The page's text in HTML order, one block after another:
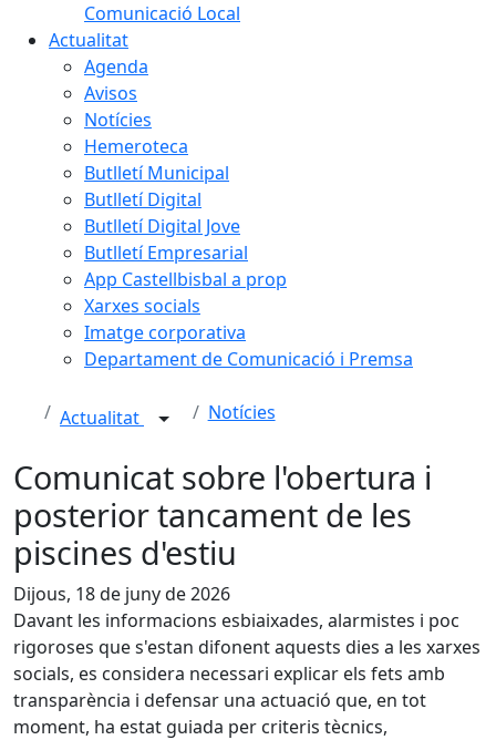
Comunicació Local
Actualitat
Agenda
Avisos
Notícies
Hemeroteca
Butlletí Municipal
Butlletí Digital
Butlletí Digital Jove
Butlletí Empresarial
App Castellbisbal a prop
Xarxes socials
Imatge corporativa
Departament de Comunicació i Premsa
Actualitat Notícies
Comunicat sobre l'obertura i
posterior tancament de les
piscines d'estiu
Dijous, 18 de juny de 2026
Davant les informacions esbiaixades, alarmistes i poc
rigoroses que s'estan difonent aquests dies a les xarxes
socials, es considera necessari explicar els fets amb
transparència i defensar una actuació que, en tot
moment, ha estat guiada per criteris tècnics,